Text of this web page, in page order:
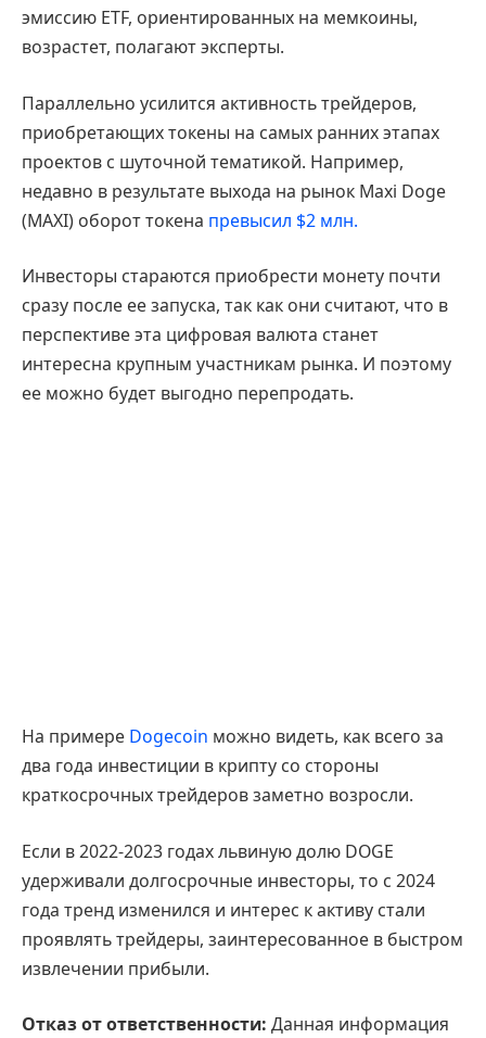
эмиссию ETF, ориентированных на мемкоины,
возрастет, полагают эксперты.
Параллельно усилится активность трейдеров,
приобретающих токены на самых ранних этапах
проектов с шуточной тематикой. Например,
недавно в результате выхода на рынок Maxi Doge
(MAXI) оборот токена превысил $2 млн.
Инвесторы стараются приобрести монету почти
сразу после ее запуска, так как они считают, что в
перспективе эта цифровая валюта станет
интересна крупным участникам рынка. И поэтому
ее можно будет выгодно перепродать.
На примере Dogecoin можно видеть, как всего за
два года инвестиции в крипту со стороны
краткосрочных трейдеров заметно возросли.
Если в 2022-2023 годах львиную долю DOGE
удерживали долгосрочные инвесторы, то с 2024
года тренд изменился и интерес к активу стали
проявлять трейдеры, заинтересованное в быстром
извлечении прибыли.
Отказ от ответственности: Данная информация